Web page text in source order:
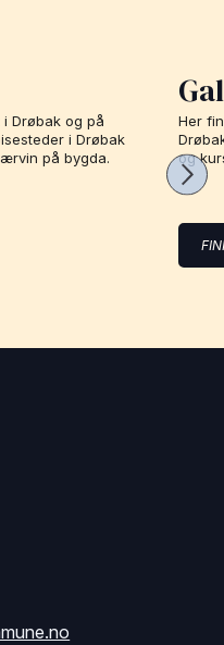
Drøbak og på
i Drøbak
på bygda.
Her
og